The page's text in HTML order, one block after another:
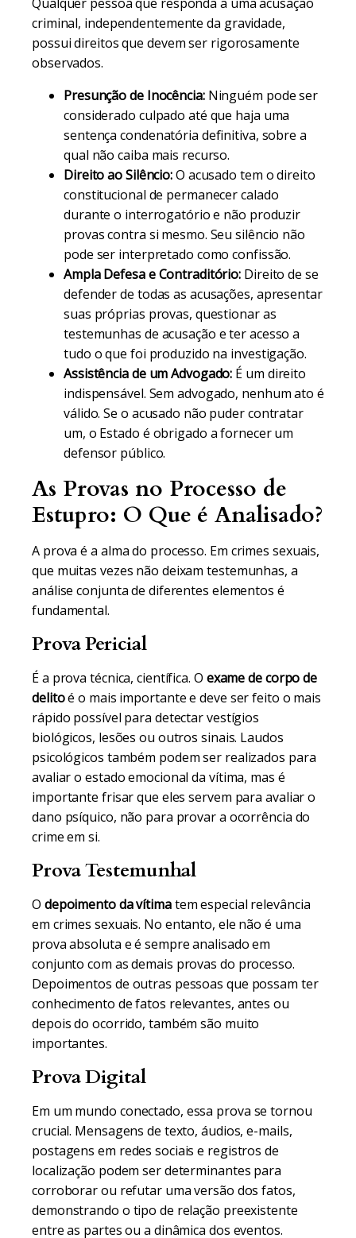
criminal, independentemente da gravidade,
possui direitos que devem ser rigorosamente
observados.
Presunção de Inocência:Ninguém pode ser
considerado culpado até que haja uma
sentença condenatória definitiva, sobre a
qual não caiba mais recurso.
Direito ao Silêncio:O acusado tem o direito
constitucional de permanecer calado
durante o interrogatório e não produzir
provas contra si mesmo. Seu silêncio não
pode ser interpretado como confissão.
Ampla Defesa e Contraditório: Direito de se
defender de todas as acusações, apresentar
suas próprias provas, questionar as
testemunhas de acusação e ter acesso a
tudo o que foi produzido na investigação.
Assistência de um Advogado: É um direito
indispensável. Sem advogado, nenhum ato é
válido. Se o acusado não puder contratar
um, o Estado é obrigado a fornecer um
defensor público.
As Provas no Processo de
Estupro: O Que é Analisado?
A prova é a alma do processo. Em crimes sexuais,
que muitas vezes não deixam testemunhas, a
análise conjunta de diferentes elementos é
fundamental.
Prova Pericial
É a prova técnica, científica. O exame de corpo de
delitoé o mais importante e deve ser feito o mais
rápido possível para detectar vestígios
biológicos, lesões ou outros sinais. Laudos
psicológicos também podem ser realizados para
avaliar o estado emocional da vítima, mas é
importante frisar que eles servem para avaliar o
dano psíquico, não para provar a ocorrência do
crime em si.
Prova Testemunhal
O depoimento da vítimatem especial relevância
em crimes sexuais. No entanto, ele não é uma
prova absoluta e é sempre analisado em
conjunto com as demais provas do processo.
Depoimentos de outras pessoas que possam ter
conhecimento de fatos relevantes, antes ou
depois do ocorrido, também são muito
importantes.
Prova Digital
Em um mundo conectado, essa prova se tornou
crucial. Mensagens de texto, áudios, e-mails,
postagens em redes sociais e registros de
localização podem ser determinantes para
corroborar ou refutar uma versão dos fatos,
demonstrando o tipo de relação preexistente
entre as partes ou a dinâmica dos eventos.